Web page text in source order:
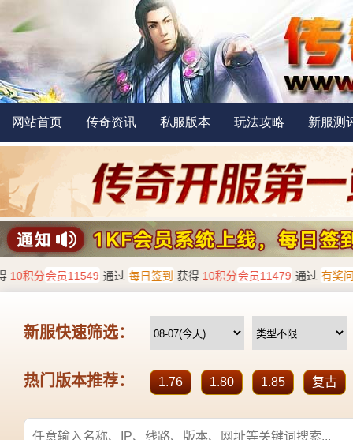
网站首页 传奇资讯 私服版本 玩法攻略 新服测